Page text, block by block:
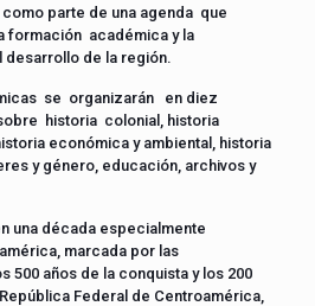
parte de una agenda que
formación académica y la
desarrollo de la región.
se organizarán en diez
historia colonial, historia
económica y ambiental, historia
y género, educación, archivos y
una década especialmente
marcada por las
500 años de la conquista y los 200
Federal de Centroamérica,